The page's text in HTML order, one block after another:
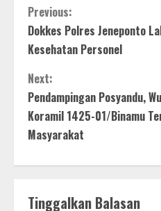
C
o
n
t
i
n
u
Previous:
Dokkes Polres Jeneponto
Kesehatan Personel
Next:
Pendampingan Posyandu,
Koramil 1425-01/Binamu
Masyarakat
Tinggalkan Balasan